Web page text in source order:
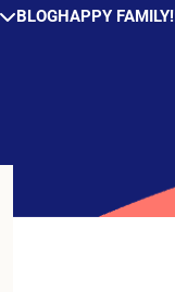
BLOGHAPPY FAMILY!